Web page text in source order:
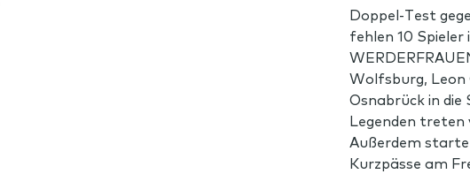
Doppel-Test
fehlen 10 Spieler
Wolfsburg,
Osnabrück in die
Legenden treten
Außerdem
Kurzpässe am